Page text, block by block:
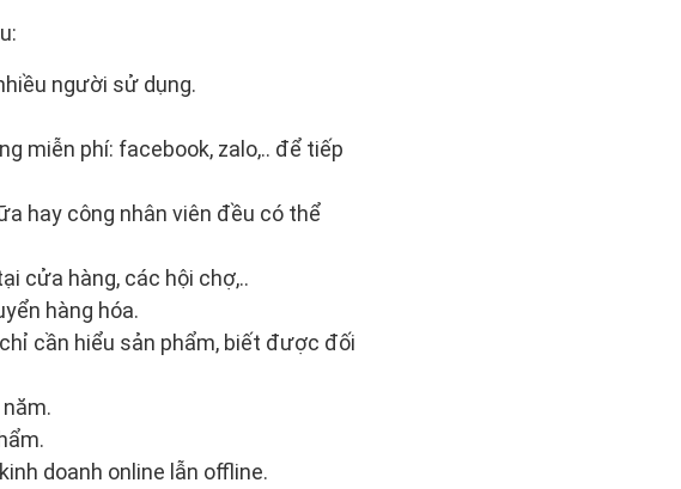
người sử dụng.
miễn phí: facebook, zalo,.. để tiếp
hay công nhân viên đều có thể
cửa hàng, các hội chợ,..
hàng hóa.
cần hiểu sản phẩm, biết được đối
doanh online lẫn offline.